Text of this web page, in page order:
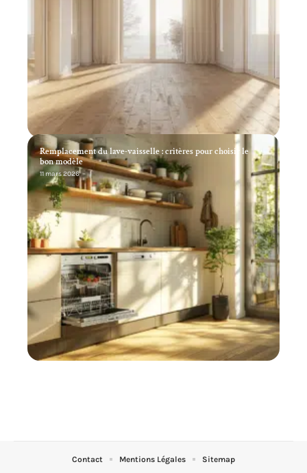
Remplacement du lave-vaisselle : critères pour choisir le
bon modèle
11 mars 2026
Contact Mentions Légales Sitemap